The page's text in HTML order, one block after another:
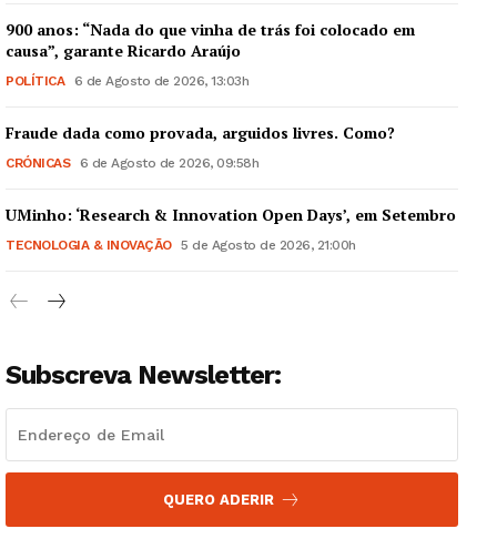
Guimarães, agora!
Institucional
Artigos
900 anos: “Nada do que vinha de trás foi colocado em
causa”, garante Ricardo Araújo
POLÍTICA 6 de Agosto de 2026, 13:03h
Fraude dada como provada, arguidos livres. Como?
CRÓNICAS 6 de Agosto de 2026, 09:58h
UMinho: ‘Research & Innovation Open Days’, em Setembro
TECNOLOGIA & INOVAÇÃO 5 de Agosto de 2026, 21:00h
Subscreva Newsletter:
QUERO ADERIR